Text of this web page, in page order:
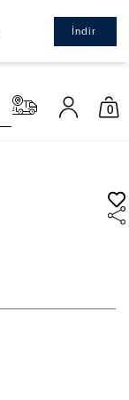
İndir
0